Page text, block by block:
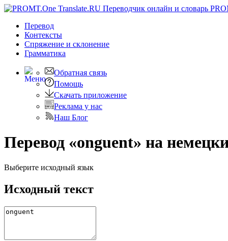
Перевод
Контексты
Спряжение и склонение
Грамматика
Обратная связь
Помощь
Скачать приложение
Реклама у нас
Наш Блог
Перевод «onguent» на
Выберите исходный язык
Исходный текст